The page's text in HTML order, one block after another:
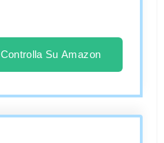
Controlla Su Amazon